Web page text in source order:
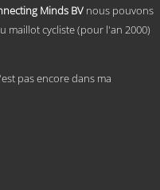
Minds BV nous pouvons
maillot cycliste (pour l'an 2000)
pas encore dans ma